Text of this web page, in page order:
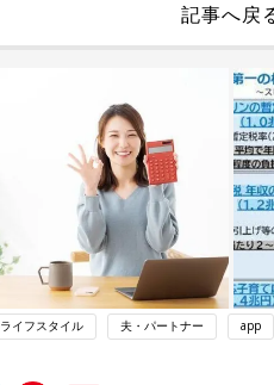
記事へ戻
ライフスタイル 夫・パートナー app